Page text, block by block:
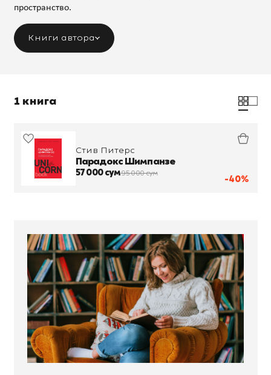
пространство.
Книги автора
1 книга
-40%
Стив Питерс
Парадокс Шимпанзе
57 000 сум95 000 сум